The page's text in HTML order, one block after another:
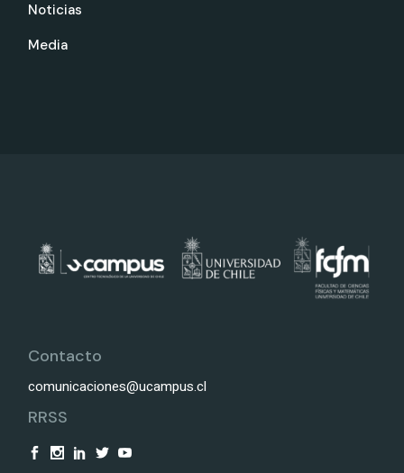
Noticias
Media
Contacto
comunicaciones@ucampus.cl
RRSS